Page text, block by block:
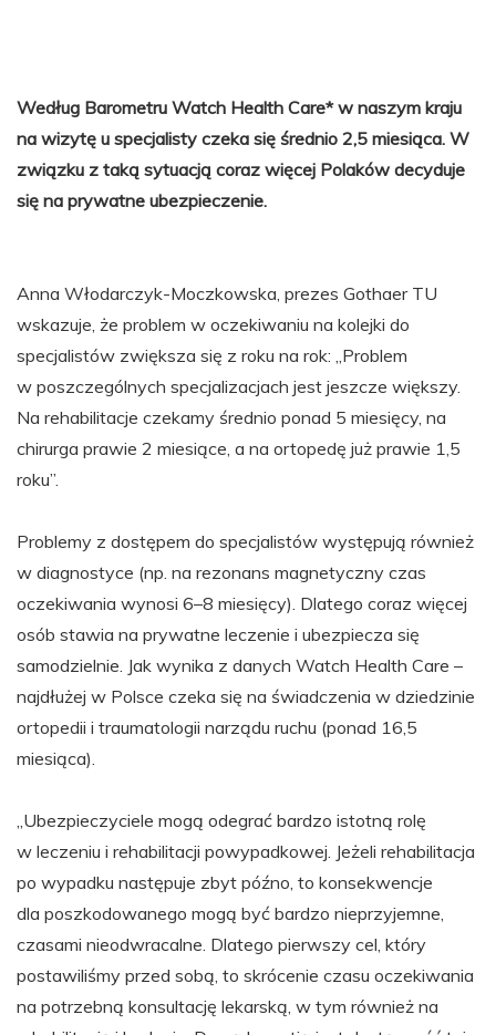
Według Barometru Watch Health Care* w naszym kraju
na wizytę u specjalisty czeka się średnio 2,5 miesiąca. W
związku z taką sytuacją coraz więcej Polaków decyduje
się na prywatne ubezpieczenie.
Anna Włodarczyk-Moczkowska, prezes Gothaer TU
wskazuje, że problem w oczekiwaniu na kolejki do
specjalistów zwiększa się z roku na rok: „Problem
w poszczególnych specjalizacjach jest jeszcze większy.
Na rehabilitacje czekamy średnio ponad 5 miesięcy, na
chirurga prawie 2 miesiące, a na ortopedę już prawie 1,5
roku”.
Problemy z dostępem do specjalistów występują również
w diagnostyce (np. na rezonans magnetyczny czas
oczekiwania wynosi 6–8 miesięcy). Dlatego coraz więcej
osób stawia na prywatne leczenie i ubezpiecza się
samodzielnie. Jak wynika z danych Watch Health Care –
najdłużej w Polsce czeka się na świadczenia w dziedzinie
ortopedii i traumatologii narządu ruchu (ponad 16,5
miesiąca).
„Ubezpieczyciele mogą odegrać bardzo istotną rolę
w leczeniu i rehabilitacji powypadkowej. Jeżeli rehabilitacja
po wypadku następuje zbyt późno, to konsekwencje
dla poszkodowanego mogą być bardzo nieprzyjemne,
czasami nieodwracalne. Dlatego pierwszy cel, który
postawiliśmy przed sobą, to skrócenie czasu oczekiwania
na potrzebną konsultację lekarską, w tym również na